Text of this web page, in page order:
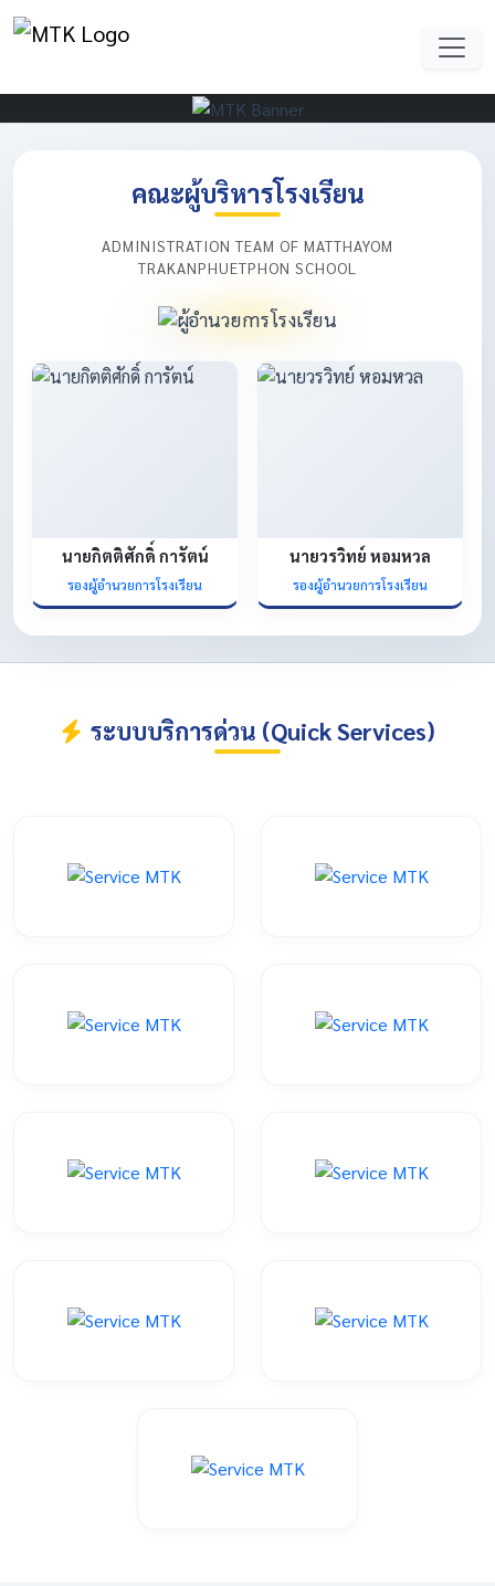
คณะผู้บริหารโรงเรียน
ADMINISTRATION TEAM OF MATTHAYOM
TRAKANPHUETPHON SCHOOL
นายกิตติศักดิ์ การัตน์
รองผู้อำนวยการโรงเรียน
นายวรวิทย์ หอมหวล
รองผู้อำนวยการโรงเรียน
ระบบบริการด่วน (Quick Services)